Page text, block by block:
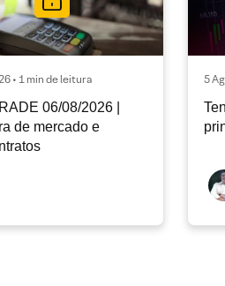
• 1 min de leitura
06/08/2026 |
de mercado e
5